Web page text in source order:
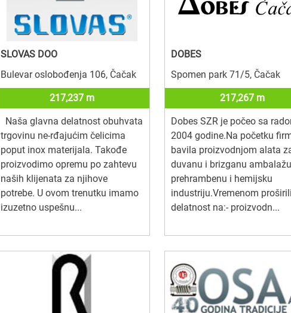
SLOVAS DOO
Bulevar oslobođenja 106, Čačak
217,237 m
Naša glavna delatnost obuhvata
trgovinu ne-rđajućim čelicima
poput inox materijala. Takođe
proizvodimo opremu po zahtevu
naših klijenata za njihove
potrebe. U ovom trenutku imamo
izuzetno uspešnu...
DOBES
Spomen park 71/5, Čačak
217,267 m
Dobes SZR je počeo sa
2004 godine.Na početku
bavila proizvodnjom alata
duvanu i brizganu
prehrambenu i hemijsku
industriju.Vremenom
delatnost na:- proizvodn...